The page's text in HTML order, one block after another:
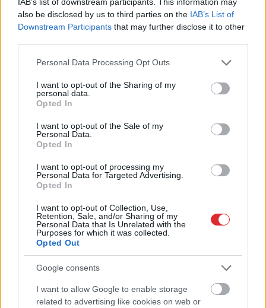
also be disclosed by us to third parties on the IAB’s List of
Downstream Participants that may further disclose it to other
Please note that this website/app uses one or more Google
not limited to your visit or usage behaviour. You may click to
grant or deny consent to Google and its third-party tags to
use your data for below specified purposes in below Google
consent section.
Personal Data Processing Opt Outs
I want to opt-out of the Sharing of my
personal data.
Opted In
I want to opt-out of the Sale of my
Personal Data.
Opted In
I want to opt-out of processing my
Personal Data for Targeted Advertising.
Opted In
I want to opt-out of Collection, Use,
Retention, Sale, and/or Sharing of my
Personal Data that Is Unrelated with the
Purposes for which it was collected.
Opted Out
Google consents
I want to allow Google to enable storage
related to advertising like cookies on web or
paziņojums par
spēlētāju aizskaršanu
izgaismo nepatīkamu
cilvēkus
Noderīgiknifi, kā panākt,
lai tomātu laiks būtu
iespējami ilgāks
Atcelt Ziņot